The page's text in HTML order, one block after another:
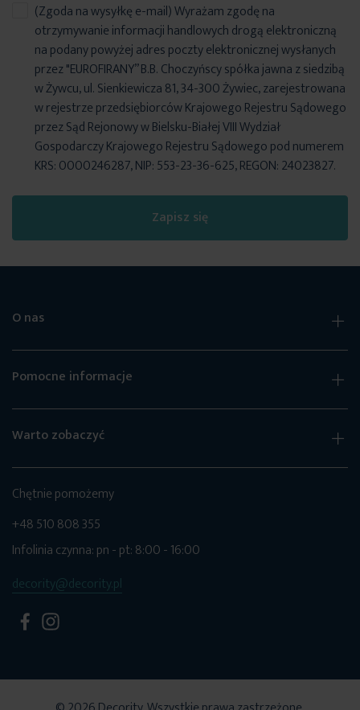
Zapisz się
(Zgoda na wysyłkę e-mail) Wyrażam zgodę na
otrzymywanie informacji handlowych drogą elektroniczną
na podany powyżej adres poczty elektronicznej wysłanych
przez "EUROFIRANY” B.B. Choczyńscy spółka jawna z siedzibą
w Żywcu, ul. Sienkiewicza 81, 34-300 Żywiec, zarejestrowana
w rejestrze przedsiębiorców Krajowego Rejestru Sądowego
przez Sąd Rejonowy w Bielsku-Białej VIII Wydział
Gospodarczy Krajowego Rejestru Sądowego pod numerem
KRS: 0000246287, NIP: 553-23-36-625, REGON: 24023827.
O nas
Pomocne informacje
Warto zobaczyć
Chętnie pomożemy
+48 510 808 355
Infolinia czynna: pn - pt: 8:00 - 16:00
decority@decority.pl